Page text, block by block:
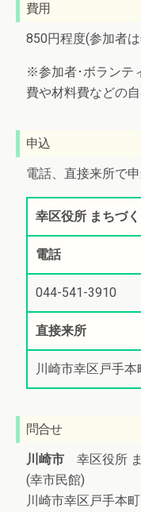
費用
850円程度(参加者
※参加者･ボランテ
費や材料費などの
申込
電話、直接来所で申
幸区役所 まちづ
電話
044-541-3910
直接来所
川崎市幸区戸手本
問合せ
川崎市 幸区役所
(幸市民館)
川崎市幸区戸手本